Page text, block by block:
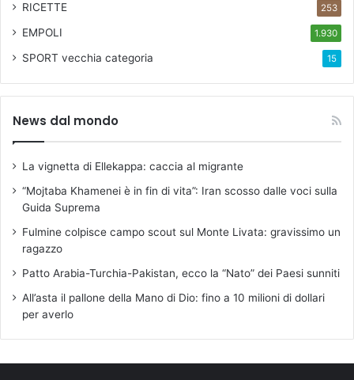
RICETTE 253
EMPOLI 1.930
SPORT vecchia categoria 15
News dal mondo
La vignetta di Ellekappa: caccia al migrante
“Mojtaba Khamenei è in fin di vita”: Iran scosso dalle voci sulla
Guida Suprema
Fulmine colpisce campo scout sul Monte Livata: gravissimo un
ragazzo
Patto Arabia-Turchia-Pakistan, ecco la “Nato” dei Paesi sunniti
All’asta il pallone della Mano di Dio: fino a 10 milioni di dollari
per averlo